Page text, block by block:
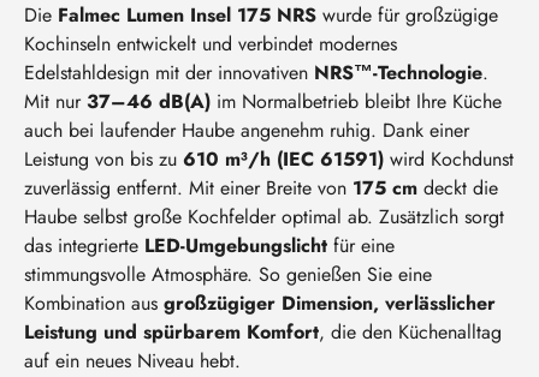
Die Falmec Lumen Insel 175 NRS wurde für großzügige
Kochinseln entwickelt und verbindet modernes
Edelstahldesign mit der innovativen NRS™-Technologie.
Mit nur37–46 dB(A) im Normalbetrieb bleibt Ihre Küche
auch bei laufender Haube angenehm ruhig. Dank einer
Leistung von bis zu 610 m³/h (IEC 61591) wird Kochdunst
zuverlässig entfernt. Mit einer Breite von 175 cm deckt die
Haube selbst große Kochfelder optimal ab. Zusätzlich sorgt
das integrierte LED-Umgebungslicht für eine
stimmungsvolle Atmosphäre. So genießen Sie eine
Kombination aus großzügiger Dimension, verlässlicher
Leistung und spürbarem Komfort, die den Küchenalltag
auf ein neues Niveau hebt.